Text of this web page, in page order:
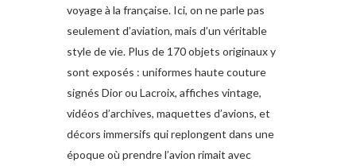
voyage à la française. Ici, on ne parle pas
seulement d’aviation, mais d’un véritable
style de vie. Plus de 170 objets originaux y
sont exposés : uniformes haute couture
signés Dior ou Lacroix, affiches vintage,
vidéos d’archives, maquettes d’avions, et
décors immersifs qui replongent dans une
époque où prendre l’avion rimait avec